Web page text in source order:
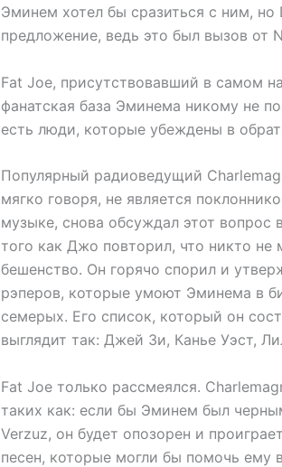
Эминем хотел бы сразиться с ним, но
предложение, ведь это был вызов от
Fat Joe, присутствовавший в самом
фанатская база Эминема никому не
есть люди, которые убеждены в
Популярный радиоведущий
мягко говоря, не является
музыке, снова обсуждал этот
того как Джо повторил, что никто
бешенство. Он горячо спорил и
рэперов, которые умоют Эминема в
семерых. Его список, который он
выглядит так: Джей Зи, Канье Уэст,
Fat Joe только рассмеялся.
таких как: если бы Эминем был
Verzuz, он будет опозорен и
песен, которые могли бы помочь ему